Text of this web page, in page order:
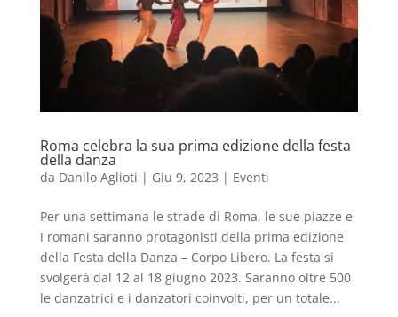
Roma celebra la sua prima edizione della festa
della danza
da Danilo Aglioti | Giu 9, 2023 | Eventi
Per una settimana le strade di Roma, le sue piazze e
i romani saranno protagonisti della prima edizione
della Festa della Danza – Corpo Libero. La festa si
svolgerà dal 12 al 18 giugno 2023. Saranno oltre 500
le danzatrici e i danzatori coinvolti, per un totale...